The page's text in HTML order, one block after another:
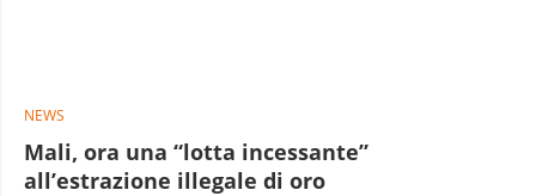
NEWS
Mali, ora una “lotta incessante”
all’estrazione illegale di oro